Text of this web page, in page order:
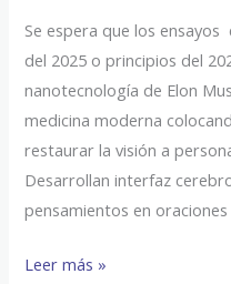
Se espera que los
del 2025 o principios del
nanotecnología de Elon
medicina moderna
restaurar la visión a
Desarrollan interfaz
pensamientos en
Leer más »